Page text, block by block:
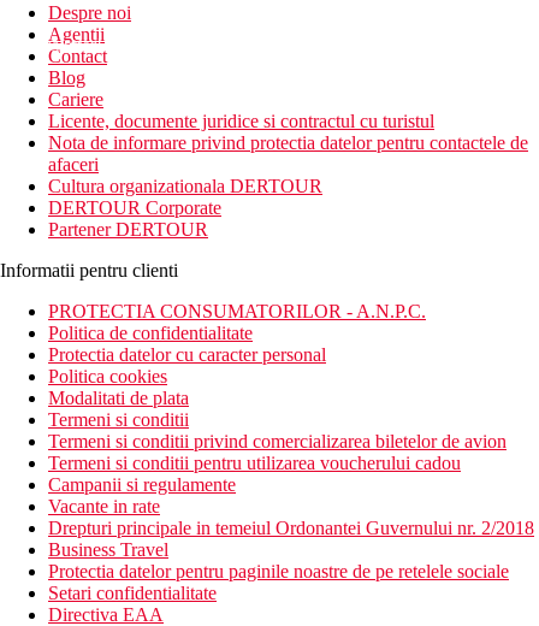
newsletter!
Despre noi
Agentii
Contact
Blog
Cariere
Licente, documente juridice si contractul cu turistul
Nota de informare privind protectia datelor pentru contactele de
afaceri
Cultura organizationala DERTOUR
DERTOUR Corporate
Partener DERTOUR
Informatii pentru clienti
PROTECTIA CONSUMATORILOR - A.N.P.C.
Politica de confidentialitate
Protectia datelor cu caracter personal
Politica cookies
Modalitati de plata
Termeni si conditii
Termeni si conditii privind comercializarea biletelor de avion
Termeni si conditii pentru utilizarea voucherului cadou
Campanii si regulamente
Vacante in rate
Drepturi principale in temeiul Ordonantei Guvernului nr. 2/2018
Business Travel
Protectia datelor pentru paginile noastre de pe retelele sociale
Setari confidentialitate
Directiva EAA